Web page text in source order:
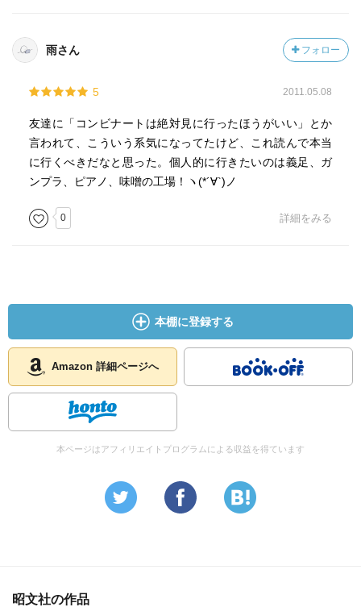
雨さん フォロー
5 2011.05.08
友達に「コンビナートは絶対見に行ったほうがいい」とか
言われて、こういう系気になってたけど、これ読んで本当
に行くべきだなと思った。個人的に行きたいのは義足、ガ
ンプラ、ピアノ、味噌の工場！ヽ(*´∀`)ノ
0 詳細をみる
本棚に登録する
Amazon 詳細ページへ
本ページはアフィリエイトプログラムによる収益を得ています
昭文社の作品